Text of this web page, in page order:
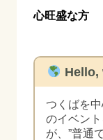
心旺盛な方
Hello,
つくばを
のイベン
が、”普通